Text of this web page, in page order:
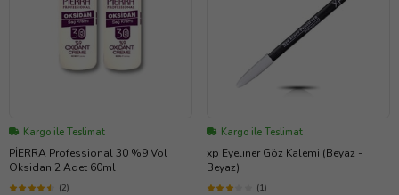
Kargo ile Teslimat
PİERRA Professional 30 %9 Vol
Oksidan 2 Adet 60ml
(2)
Kargo ile Teslimat
xp Eyelıner Göz Kalemi (Beyaz -
Beyaz)
(1)